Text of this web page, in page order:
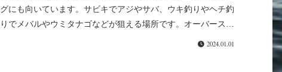
グにも向いています。サビキでアジやサバ、ウキ釣りやヘチ釣
りでメバルやウミタナゴなどが狙える場所です。オーバースロ
2024.01.01